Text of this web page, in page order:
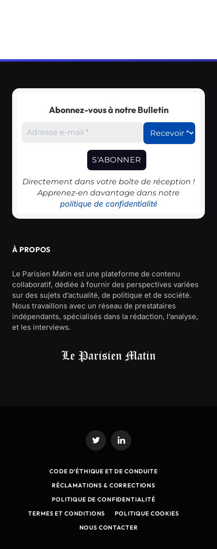
Abonnez-vous à notre Bulletin
Directement dans votre boîte de réception !
Apprenez-en davantage dans notre
politique de confidentialité
À PROPOS
Le Parisien Matin est une plateforme de contenu
collaboratif, dédiée à fournir des perspectives variées
sur des sujets d’actualité, de politique et de société.
Nous travaillons avec un réseau de prestataires
indépendants, spécialisés dans la rédaction, l’analyse,
et les interviews.
Twitter LinkedIn
CODE D’ÉTHIQUE ET DE CONDUITE
RÉCLAMATIONS & CORRECTIONS
POLITIQUE DE CONFIDENTIALITÉ
TERMES ET CONDITIONS
POLITIQUE COOKIES
NOUS CONTACTER